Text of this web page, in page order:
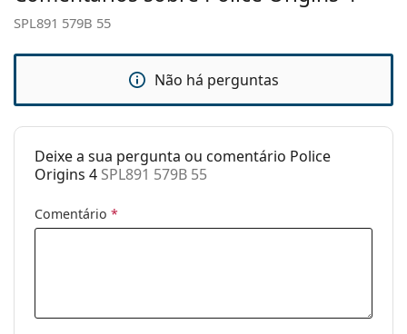
Estojo:
Pano de
Sim
Outros
Categoria:
Óculos de sol
Uso:
Moda
SPL891 579B 55
Não há perguntas
Deixe a sua pergunta ou comentário Police
Origins 4 SPL891 579B 55
Comentário *